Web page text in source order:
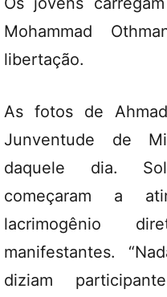
Mohammad
libertação.
As fotos de
Junventude de
daquele dia.
começaram a
lacrimogênio
manifestantes.
diziam